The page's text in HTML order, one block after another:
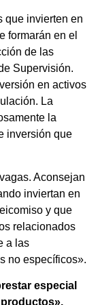
que invierten en
formarán en el
de las
Supervisión.
en activos
La
la
inversión que
Aconsejan
inviertan en
y que
relacionados
a las
no específicos».
especial